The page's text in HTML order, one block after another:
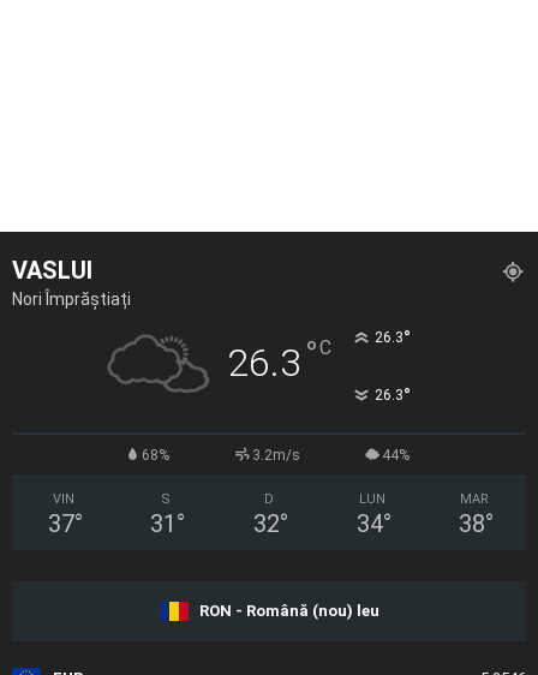
VASLUI
Nori Împrăștiați
26.3 °C 26.3°
26.3°
68% 3.2m/s 44%
VIN
37°
S
31 °
D
32°
LUN
34°
MAR
38°
RON - Română (nou) leu